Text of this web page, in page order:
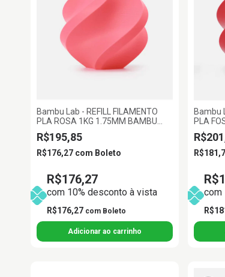
Bambu Lab - REFILL FILAMENTO
PLA ROSA 1KG 1.75MM BAMBU
LAB
R$195,85
R$176,27 com Boleto
R$176,27
com 10% desconto à vista
R$176,27 com Boleto
Bambu
PLA
com